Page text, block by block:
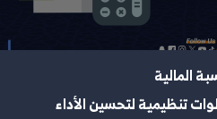
المالية
تنظيمية لتحسين الأداء